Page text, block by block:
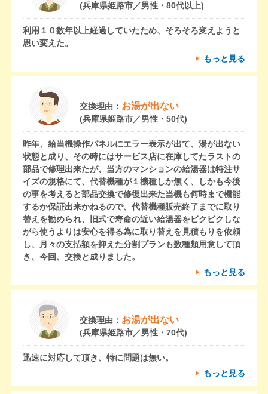
(兵庫県姫路市／男性・80代以上)
利用１０数年以上経過していたため、そろそろ変えようと
思い変えた。
もっと見る
交換理由： お湯が出ない
(兵庫県姫路市／男性・50代)
昨年、給当機操作パネルにエラー表示が出て、湯が出ない
状態と成り、その時にはサービス店に在庫してたラストの
部品で修理出来たが、当方のマンションの給湯器は特注サ
イズの規格にて、代替機種が１機種しか無く、しかも今後
の事を考えると部品交換で修復出来た当機も何時まで機能
するか保証出来かねるので、代替機種販売終了までに取り
替えを勧められ、旧式で寿命の近い給湯器をビクビクしな
がら使うよりは安心を得る為に取り替えを見積もりを依頼
し、月々の支払額を抑えた分割プランも数種類用意して頂
き、今回、交換と成りました。
もっと見る
交換理由： お湯が出ない
(兵庫県姫路市／男性・70代)
迅速に対応して頂き、特に問題は無い。
もっと見る